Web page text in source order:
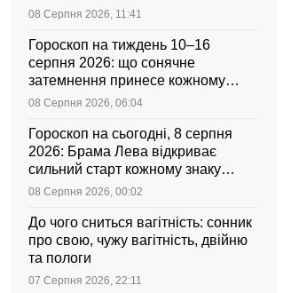
08 Серпня 2026, 11:41
Гороскоп на тиждень 10–16
серпня 2026: що сонячне
затемнення принесе кожному
знаку зодіаку
08 Серпня 2026, 06:04
Гороскоп на сьогодні, 8 серпня
2026: Брама Лева відкриває
сильний старт кожному знаку
зодіаку
08 Серпня 2026, 00:02
До чого сниться вагітність: сонник
про свою, чужу вагітність, двійню
та пологи
07 Серпня 2026, 22:11